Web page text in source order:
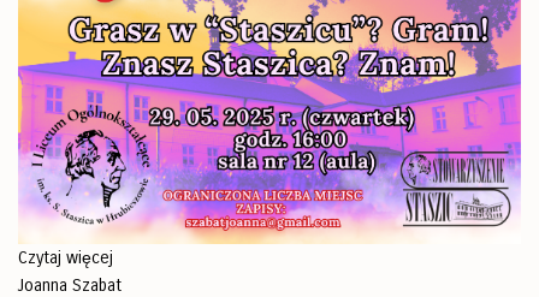
Czytaj więcej
Joanna Szabat